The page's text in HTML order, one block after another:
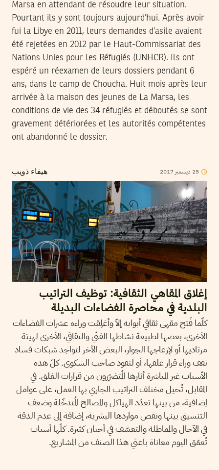
Marsa en attendant de résoudre leur situation.
Pourtant ils y sont toujours aujourd’hui. Après avoir
fui la Libye en 2011, leurs demandes d’asile avaient
été rejetées en 2012 par le Haut-Commissariat des
Nations Unies pour les Réfugiés (UNHCR). Ils ont
espéré un réexamen de leurs dossiers pendant 6
ans, dans le camp de Choucha. Huit mois après leur
arrivée à la maison des jeunes de La Marsa, les
conditions de vie des 34 réfugiés et déboutés se sont
gravement détériorées et les autorités compétentes
ont abandonné le dossier.
هيفاء ذويب 25 ديسمبر 2017
إغلاق المقاهي الثقافية: توظيف التراتيب
البلدية في محاصرة الفضاءات البديلة
كلّما فَتح مقهى ثقافي أبوابه إلاّ وأغلِقت وراءه عشرات الفضاءات
الأخرى، بعضها لطبيعة نشاطها الفنّي والثقافي، الأخرى لهيئة
مرتاديها أو لإزعاجها الجوار، البعض الآخر لتواجد شبكات فساد
تقف وراء قرار غلقها، أو لنفود صاحب الشكوى. كلّ هذه
الأسباب غير المباشرة أثارها المُتضرّرون من قرارات الغلق. في
المقابل، تُحيل مختلف التراتيب الجاري بها العمل، على عوامل
إضافية، من بينها تعدّد الهياكل والمصالح المُتدخّلة وضعف
التنسيق بينها ونقص مواردها البشرية، إضافة إلى عدم الدقة
في الآجال والمماطلة والتعسّف في أحيان كثيرة. كلّها أسباب
تُعمّق اليوم معاناة باعثي هذا الصنف من المشاريع.